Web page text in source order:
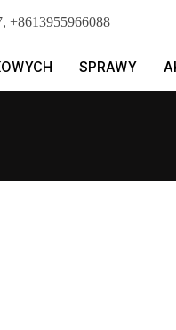
+8613955966088
SPRAWY